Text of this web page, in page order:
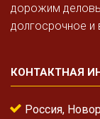
дорожим
долгосрочное и
КОНТАКТНАЯ
Россия,